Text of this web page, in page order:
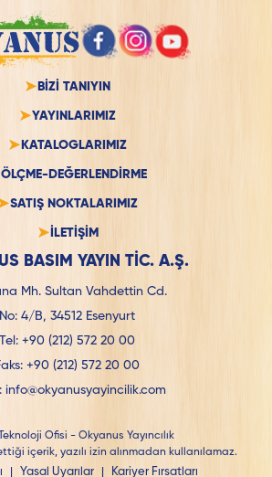
BİZİ TANIYIN
YAYINLARIMIZ
KATALOGLARIMIZ
ÖLÇME-DEĞERLENDİRME
SATIŞ NOKTALARIMIZ
İLETİŞİM
BASIM YAYIN TİC. A.Ş.
Mh. Sultan Vahdettin Cd.
No: 4/B, 34512 Esenyurt
Tel:+90 (212) 572 20 00
+90 (212) 572 20 00
info@okyanusyayincilik.com
Ofisi - Okyanus Yayıncılık
içerik, yazılı izin alınmadan kullanılamaz.
Yasal Uyarılar Kariyer Fırsatları